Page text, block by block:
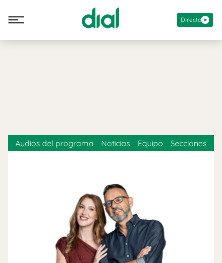
Directo
Audios del programa Noticias Equipo Secciones